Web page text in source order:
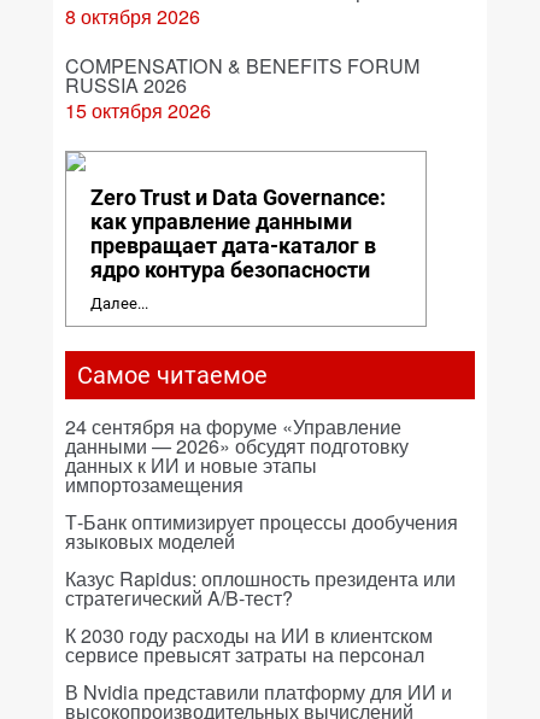
8 октября 2026
COMPENSATION & BENEFITS FORUM
RUSSIA 2026
15 октября 2026
Zero Trust и Data Governance:
как управление данными
превращает дата-каталог в
ядро контура безопасности
Далее...
Самое читаемое
24 сентября на форуме «Управление
данными — 2026» обсудят подготовку
данных к ИИ и новые этапы
импортозамещения
Т-Банк оптимизирует процессы дообучения
языковых моделей
Казус Rapidus: оплошность президента или
стратегический A/B-тест?
К 2030 году расходы на ИИ в клиентском
сервисе превысят затраты на персонал
В Nvidia представили платформу для ИИ и
высокопроизводительных вычислений